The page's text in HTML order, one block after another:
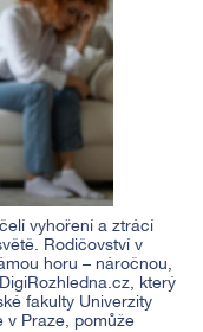
vyhoření a ztrácí
Rodičovství v
mou horu– náročnou,
který
éfakulty Univerzity
v Praze, pomůže